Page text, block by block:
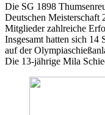
Die SG 1898
Deutschen Meisterschaft
Mitglieder zahlreiche
Insgesamt hatten sich 14
auf der
Die 13-jährige Mila